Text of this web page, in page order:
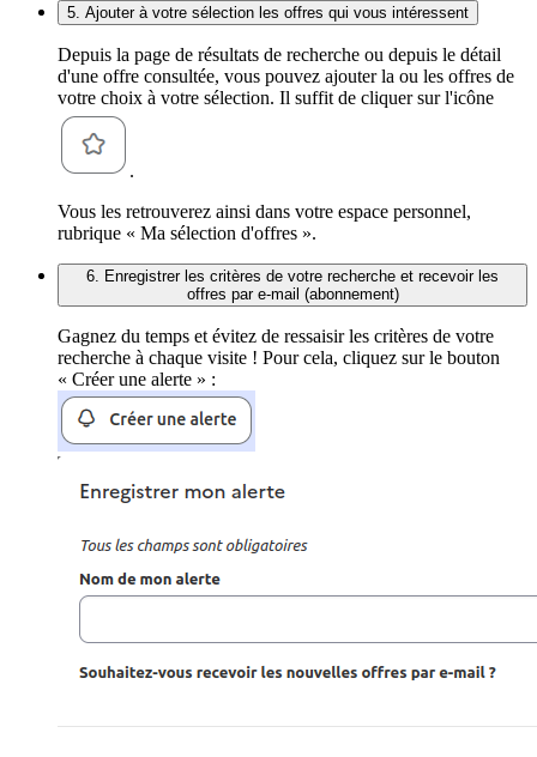
5. Ajouter à votre sélection les offres qui vous intéressent
Depuis la page de résultats de recherche ou depuis le détail
d'une offre consultée, vous pouvez ajouter la ou les offres de
votre choix à votre sélection. Il suffit de cliquer sur l'icône
.
Vous les retrouverez ainsi dans votre espace personnel,
rubrique « Ma sélection d'offres ».
6. Enregistrer les critères de votre recherche et recevoir les
offres par e-mail (abonnement)
Gagnez du temps et évitez de ressaisir les critères de votre
recherche à chaque visite ! Pour cela, cliquez sur le bouton
« Créer une alerte » :